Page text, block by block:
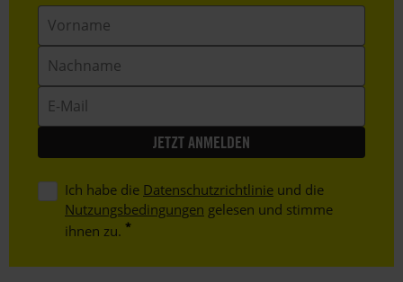
Mail
Ich habe die Datenschutzrichtlinie und die
Nutzungsbedingungen gelesen und stimme
ihnen zu.